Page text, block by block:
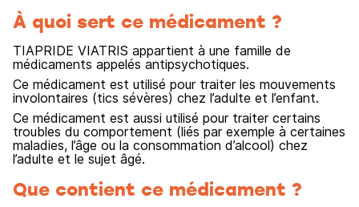
À quoi sert ce médicament ?
TIAPRIDE VIATRIS appartient à une famille de
médicaments appelés antipsychotiques.
Ce médicament est utilisé pour traiter les mouvements
involontaires (tics sévères) chez l’adulte et l’enfant.
Ce médicament est aussi utilisé pour traiter certains
troubles du comportement (liés par exemple à certaines
maladies, l’âge ou la consommation d’alcool) chez
l’adulte et le sujet âgé.
Que contient ce médicament ?